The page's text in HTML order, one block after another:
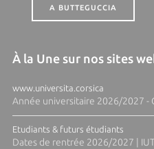
A BUTTEGUCCIA
À la Une sur nos sites
www.universita.corsica
Année universitaire 2026/2027 -
Etudiants & futurs étudiants
Dates de rentrée 2026/2027 |